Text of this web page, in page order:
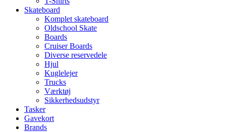
Skateboard
Komplet skateboard
Oldschool Skate
Boards
Cruiser Boards
Diverse reservedele
Hjul
Kuglelejer
Trucks
Værktøj
Sikkerhedsudstyr
Tasker
Gavekort
Brands